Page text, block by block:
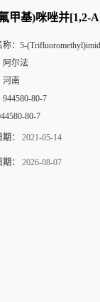
甲基)咪唑并[1,2-
： 5-
阿尔法
河南
944580-80-7
80-7
： 2021-05-14
： 2026-08-07